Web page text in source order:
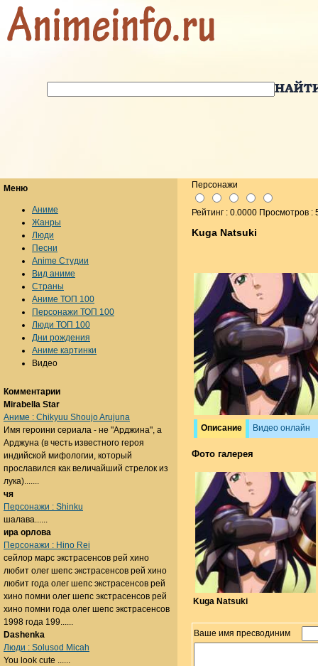
Персонажи
Рейтинг : 0.0000 Просмотров :
Kuga Natsuki
Описание Видео онлайн
Фото галерея
Kuga Natsuki
Ваше имя пресводиним
Меню
Аниме
Жанры
Люди
Песни
Anime Студии
Вид аниме
Страны
Аниме ТОП 100
Персонажи ТОП 100
Люди ТОП 100
Дни рождения
Аниме картинки
Видео
Комментарии
Mirabella Star
Аниме : Chikyuu Shoujo Arujuna
Имя героини сериала - не "Арджина", а
Арджуна (в честь известного героя
индийской мифологии, который
прославился как величайший стрелок из
лука).......
чя
Персонажи : Shinku
шалава......
ира орлова
Персонажи : Hino Rei
сейлор марс экстрасенсов рей хино
любит олег шепс экстрасенсов рей хино
любит года олег шепс экстрасенсов рей
хино помни олег шепс экстрасенсов рей
хино помни года олег шепс экстрасенсов
1998 года 199......
Dashenka
Люди : Solusod Micah
You look cute ......